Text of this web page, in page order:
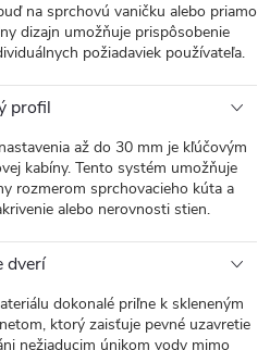
na sprchovú vaničku alebo priamo
dizajn umožňuje prispôsobenie
požiadaviek používateľa.
profil
až do 30 mm je kľúčovým
kabíny. Tento systém umožňuje
rozmerom sprchovacieho kúta a
alebo nerovnosti stien.
dverí
dokonalé priľne k skleneným
ktorý zaisťuje pevné uzavretie
nežiaducim únikom vody mimo